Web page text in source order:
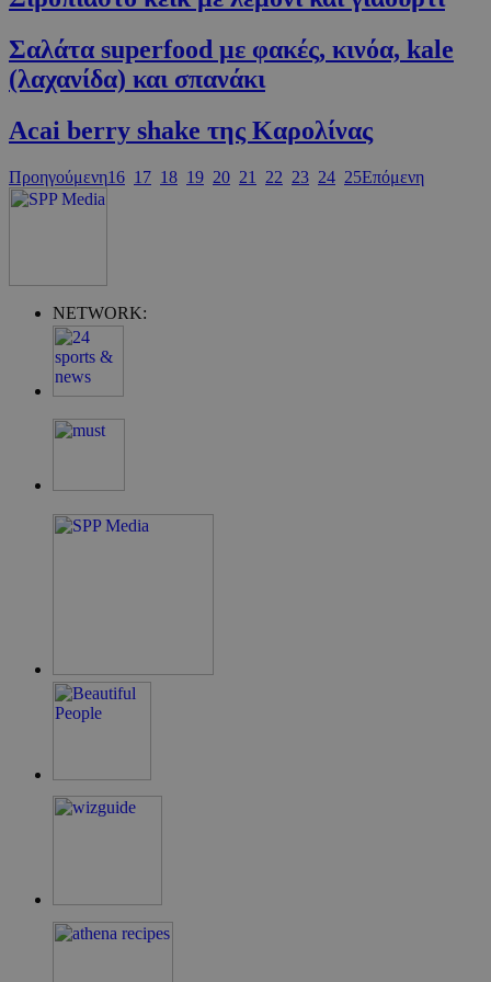
Σαλάτα superfood με φακές, κινόα, kale
(λαχανίδα) και σπανάκι
Acai berry shake της Καρολίνας
Προηγούμενη16 17 18 19 20 21 22 23 24 25Επόμενη
NETWORK:
takeOverCookie